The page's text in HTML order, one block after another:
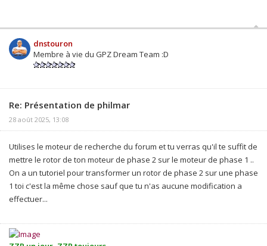
dnstouron
Membre à vie du GPZ Dream Team :D
Re: Présentation de philmar
28 août 2025, 13:08
Utilises le moteur de recherche du forum et tu verras qu'il te suffit de
mettre le rotor de ton moteur de phase 2 sur le moteur de phase 1 ..
On a un tutoriel pour transformer un rotor de phase 2 sur une phase
1 toi c'est la même chose sauf que tu n'as aucune modification a
effectuer...